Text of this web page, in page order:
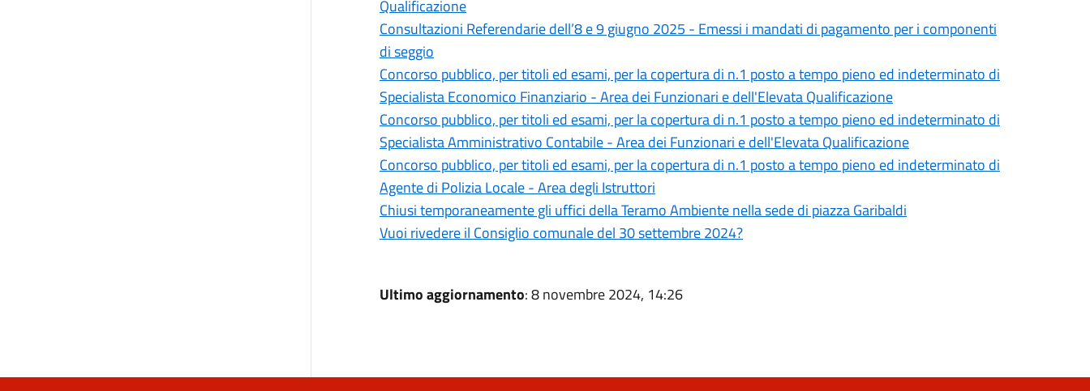
Qualificazione
Consultazioni Referendarie dell’8 e 9 giugno 2025 - Emessi i mandati di pagamento per i componenti
di seggio
Concorso pubblico, per titoli ed esami, per la copertura di n.1 posto a tempo pieno ed indeterminato di
Specialista Economico Finanziario - Area dei Funzionari e dell'Elevata Qualificazione
Concorso pubblico, per titoli ed esami, per la copertura di n.1 posto a tempo pieno ed indeterminato di
Specialista Amministrativo Contabile - Area dei Funzionari e dell'Elevata Qualificazione
Concorso pubblico, per titoli ed esami, per la copertura di n.1 posto a tempo pieno ed indeterminato di
Agente di Polizia Locale - Area degli Istruttori
Chiusi temporaneamente gli uffici della Teramo Ambiente nella sede di piazza Garibaldi
Vuoi rivedere il Consiglio comunale del 30 settembre 2024?
Ultimo aggiornamento: 8 novembre 2024, 14:26